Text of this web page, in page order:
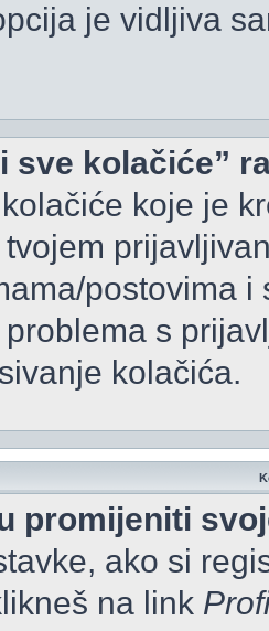
je vidljiva
sve kolačiće”
koje je
postovima i
s
kolačića.
promijeniti
ako si
na link